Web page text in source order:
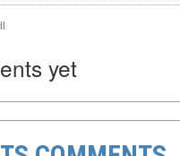
yet